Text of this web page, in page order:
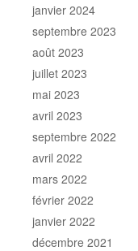
janvier 2024
septembre 2023
août 2023
juillet 2023
mai 2023
avril 2023
septembre 2022
avril 2022
mars 2022
février 2022
janvier 2022
décembre 2021